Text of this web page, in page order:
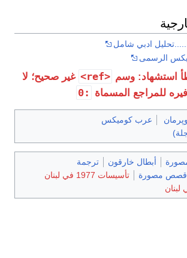
ادبي شامل
الرسمى
استشهاد: وسم <ref>
غير صحيح؛ لا
للمراجع المسماة
:0
عرب كوميكس
أبطال خارقون
ترجمة
قصص مصورة
تأسيسات 1977 في لبنان